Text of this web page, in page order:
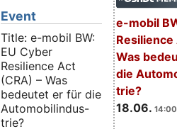
e-mobil
Resilience
Was
die
trie?
18.06.
Event
Title: e-mobil BW:
EU Cyber
Resilience Act
(CRA) – Was
bedeutet er für die
Automobilindus-
trie?